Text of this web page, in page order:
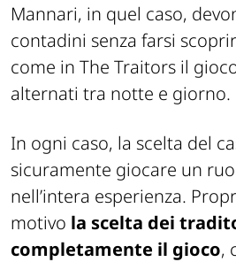
Mannari, in quel caso,
contadini senza farsi
come in The Traitors il
alternati tra notte e giorno.
In ogni caso, la scelta del
sicuramente giocare un
nell’intera esperienza.
motivo la scelta dei
completamente il gioco,